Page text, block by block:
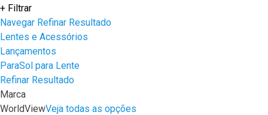
+ Filtrar
Navegar Refinar Resultado
Lentes e Acessórios
Lançamentos
ParaSol para Lente
Refinar Resultado
Marca
WorldViewVeja todas as opções